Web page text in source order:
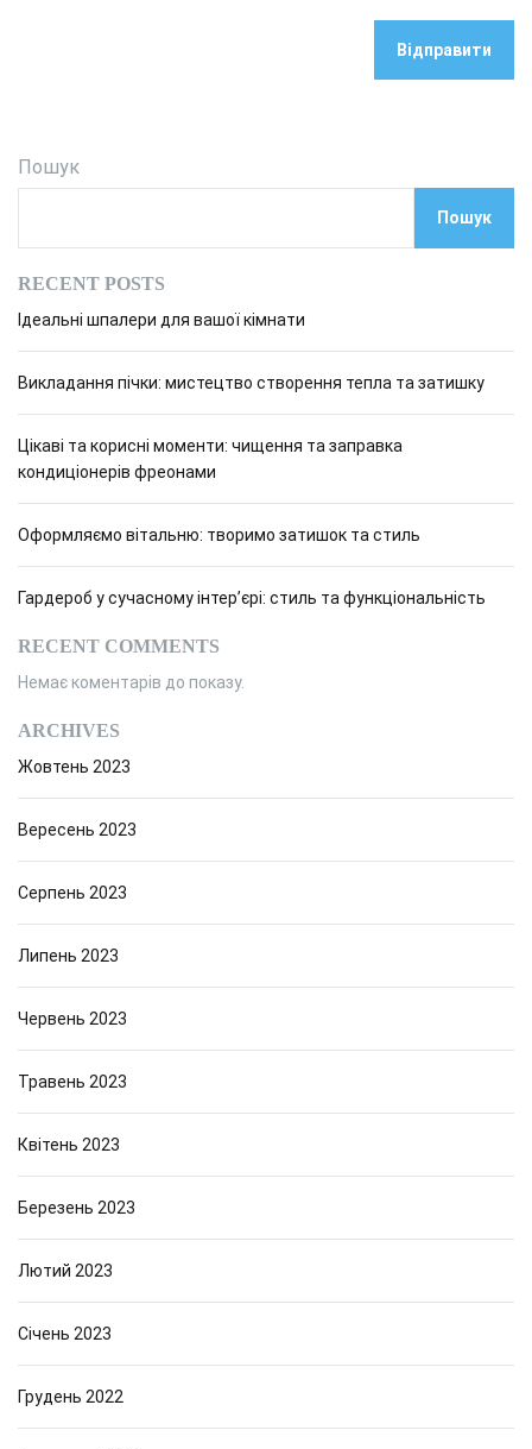
Пошук
Пошук
RECENT POSTS
Ідеальні шпалери для вашої кімнати
Викладання пічки: мистецтво створення тепла та затишку
Цікаві та корисні моменти: чищення та заправка
кондиціонерів фреонами
Оформляємо вітальню: творимо затишок та стиль
Гардероб у сучасному інтер’єрі: стиль та функціональність
RECENT COMMENTS
Немає коментарів до показу.
ARCHIVES
Жовтень 2023
Вересень 2023
Серпень 2023
Липень 2023
Червень 2023
Травень 2023
Квітень 2023
Березень 2023
Лютий 2023
Січень 2023
Грудень 2022